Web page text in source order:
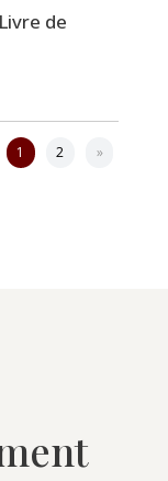
de
1 2 »